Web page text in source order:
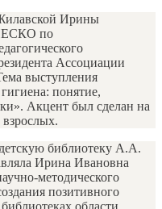
Ирины
по
Ассоциации
выступления
понятие,
Акцент был сделан на
библиотеку А.А.
Ирина Ивановна
методического
позитивного